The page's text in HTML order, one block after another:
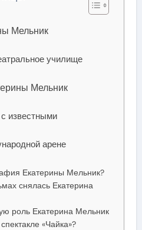
Мельник
училище
Мельник
известными
арене
Екатерины Мельник?
снялась Екатерина
роль Екатерина Мельник
«Чайка»?